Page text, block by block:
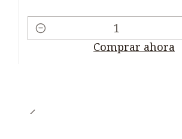
Cantidad
Comprar ahora